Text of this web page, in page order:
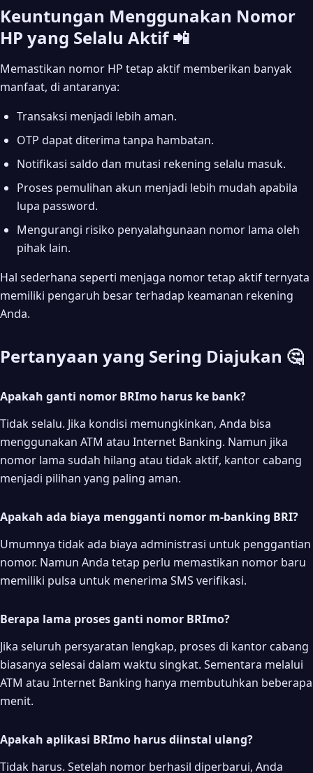
Keuntungan Menggunakan Nomor
HP yang Selalu Aktif 📲
Memastikan nomor HP tetap aktif memberikan banyak
manfaat, di antaranya:
Transaksi menjadi lebih aman.
OTP dapat diterima tanpa hambatan.
Notifikasi saldo dan mutasi rekening selalu masuk.
Proses pemulihan akun menjadi lebih mudah apabila
lupa password.
Mengurangi risiko penyalahgunaan nomor lama oleh
pihak lain.
Hal sederhana seperti menjaga nomor tetap aktif ternyata
memiliki pengaruh besar terhadap keamanan rekening
Anda.
Pertanyaan yang Sering Diajukan 🤔
Apakah ganti nomor BRImo harus ke bank?
Tidak selalu. Jika kondisi memungkinkan, Anda bisa
menggunakan ATM atau Internet Banking. Namun jika
nomor lama sudah hilang atau tidak aktif, kantor cabang
menjadi pilihan yang paling aman.
Apakah ada biaya mengganti nomor m-banking BRI?
Umumnya tidak ada biaya administrasi untuk penggantian
nomor. Namun Anda tetap perlu memastikan nomor baru
memiliki pulsa untuk menerima SMS verifikasi.
Berapa lama proses ganti nomor BRImo?
Jika seluruh persyaratan lengkap, proses di kantor cabang
biasanya selesai dalam waktu singkat. Sementara melalui
ATM atau Internet Banking hanya membutuhkan beberapa
menit.
Apakah aplikasi BRImo harus diinstal ulang?
Tidak harus. Setelah nomor berhasil diperbarui, Anda